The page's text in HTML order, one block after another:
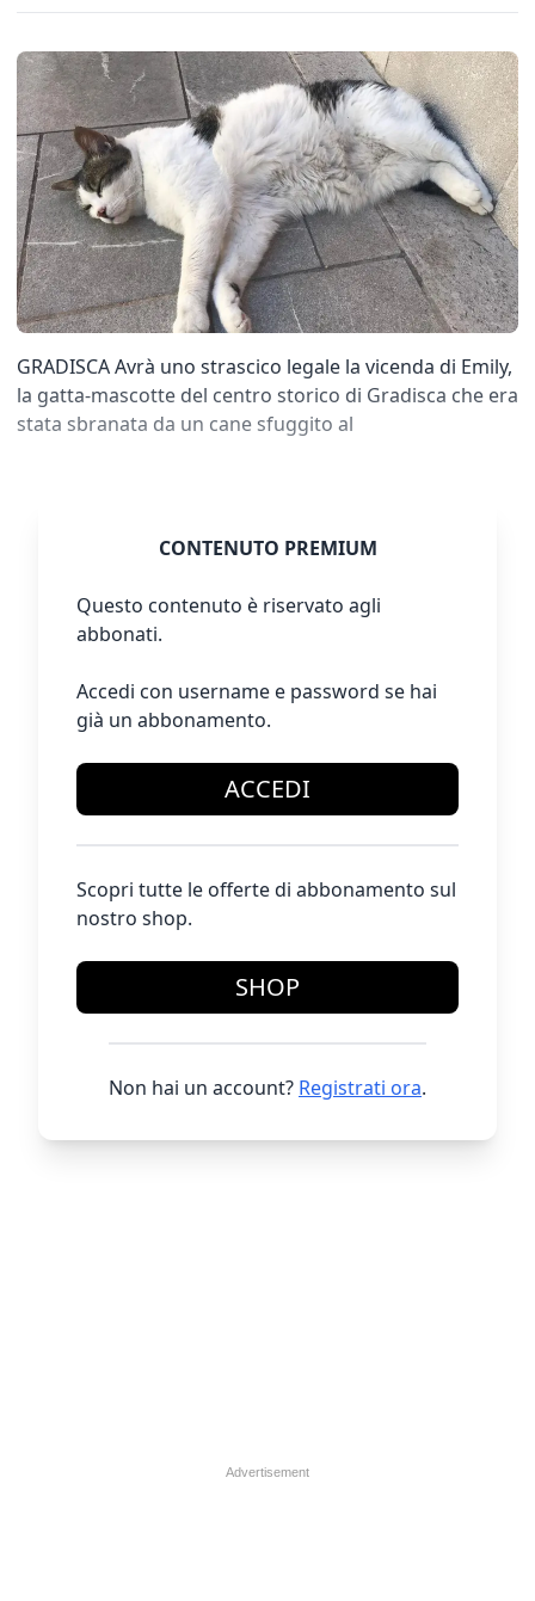
GRADISCA Avrà uno strascico legale la vicenda di Emily,
la gatta-mascotte del centro storico di Gradisca che era
stata sbranata da un cane sfuggito al
CONTENUTO PREMIUM
Questo contenuto è riservato agli
abbonati.
Accedi con username e password se hai
già un abbonamento.
ACCEDI
Scopri tutte le offerte di abbonamento sul
nostro shop.
SHOP
Non hai un account? Registrati ora.